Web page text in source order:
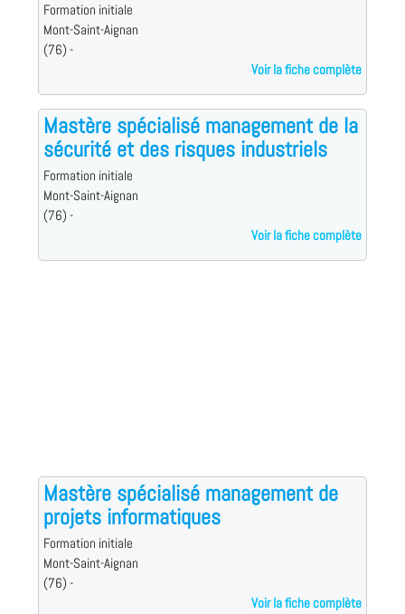
Formation initiale
Mont-Saint-Aignan
(76) -
Voir la fiche complète
Mastère spécialisé management de la
sécurité et des risques industriels
Formation initiale
Mont-Saint-Aignan
(76) -
Voir la fiche complète
Mastère spécialisé management de
projets informatiques
Formation initiale
Mont-Saint-Aignan
(76) -
Voir la fiche complète